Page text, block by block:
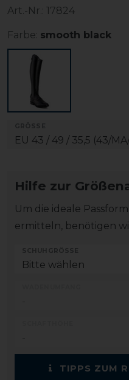
Art.-Nr.: 17824
Farbe: smooth black
Hilfe zur
Um die ideale
ermitteln, benötigen
SCHUHGRÖSSE
TIPPS ZUM